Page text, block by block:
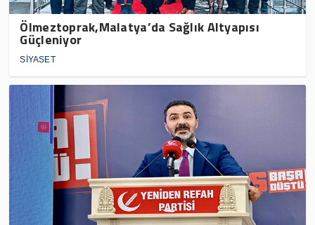
Ölmeztoprak,Malatya’da Sağlık Altyapısı
Güçleniyor
SİYASET